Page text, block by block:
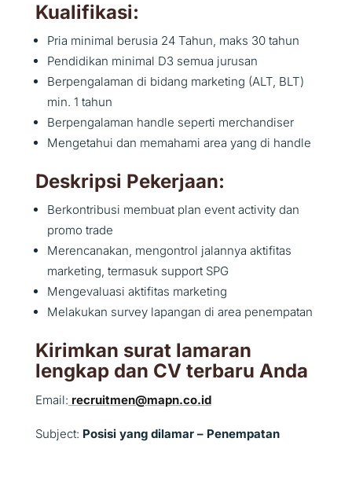
Kualifikasi:
Pria minimal berusia 24 Tahun, maks 30 tahun
Pendidikan minimal D3 semua jurusan
Berpengalaman di bidang marketing (ALT, BLT)
min. 1 tahun
Berpengalaman handle seperti merchandiser
Mengetahui dan memahami area yang di handle
Deskripsi Pekerjaan:
Berkontribusi membuat plan event activity dan
promo trade
Merencanakan, mengontrol jalannya aktifitas
marketing, termasuk support SPG
Mengevaluasi aktifitas marketing
Melakukan survey lapangan di area penempatan
Kirimkan surat lamaran
lengkap dan CV terbaru Anda
Email: recruitmen@mapn.co.id
Subject: Posisi yang dilamar – Penempatan